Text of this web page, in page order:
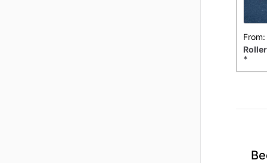
From:
Roller
*